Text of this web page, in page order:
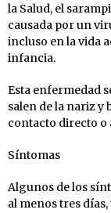
la Salud, el
causada por un
incluso en la vida
infancia.
Esta enfermedad
salen de la nariz y
contacto directo o
Síntomas
Algunos de los
al menos tres